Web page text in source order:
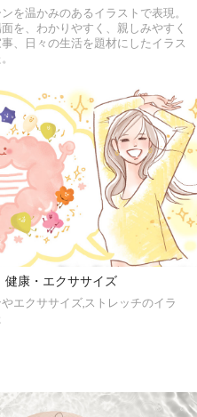
を温かみのあるイラストで表現。
を、わかりやすく、親しみやすく
、日々の生活を題材にしたイラス
健康・エクササイズ
エクササイズ,ストレッチのイラ